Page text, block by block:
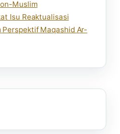
Muslim
Isu Reaktualisasi
Perspektif Maqashid Ar-